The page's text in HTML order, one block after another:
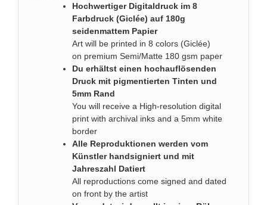
Hochwertiger Digitaldruck im 8
Farbdruck (Giclée) auf 180g
seidenmattem Papier
Art will be printed in 8 colors (Giclée)
on premium Semi/Matte 180 gsm paper
Du erhältst einen hochauflösenden
Druck mit pigmentierten Tinten und
5mm Rand
You will receive a High-resolution digital
print with archival inks and a 5mm white
border
Alle Reproduktionen werden vom
Künstler handsigniert und mit
Jahreszahl Datiert
All reproductions come signed and dated
on front by the artist